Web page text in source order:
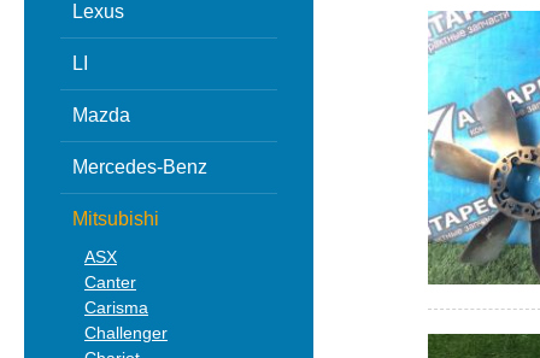
Lexus
LI
Mazda
Mercedes-Benz
Mitsubishi
ASX
Canter
Carisma
Challenger